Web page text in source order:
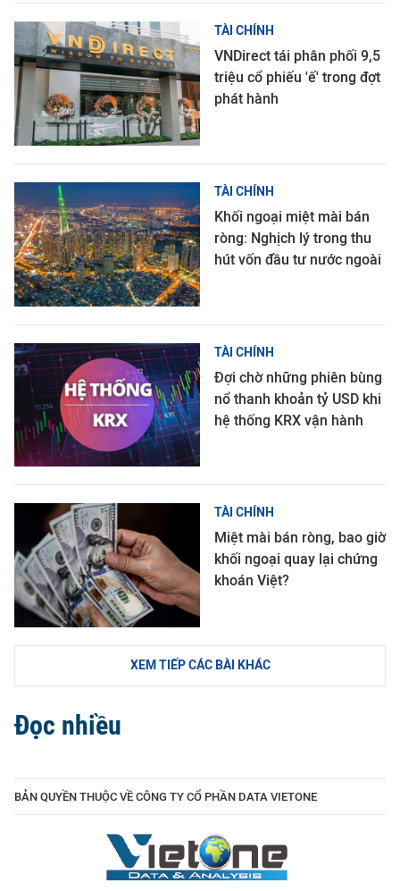
TÀI CHÍNH
VNDirect tái phân phối 9,5
triệu cổ phiếu 'ế' trong đợt
phát hành
TÀI CHÍNH
Khối ngoại miệt mài bán
ròng: Nghịch lý trong thu
hút vốn đầu tư nước ngoài
TÀI CHÍNH
Đợi chờ những phiên bùng
nổ thanh khoản tỷ USD khi
hệ thống KRX vận hành
TÀI CHÍNH
Miệt mài bán ròng, bao giờ
khối ngoại quay lại chứng
khoán Việt?
XEM TIẾP CÁC BÀI KHÁC
Đọc nhiều
BẢN QUYỀN THUỘC VỀ CÔNG TY CỔ PHẦN DATA VIETONE